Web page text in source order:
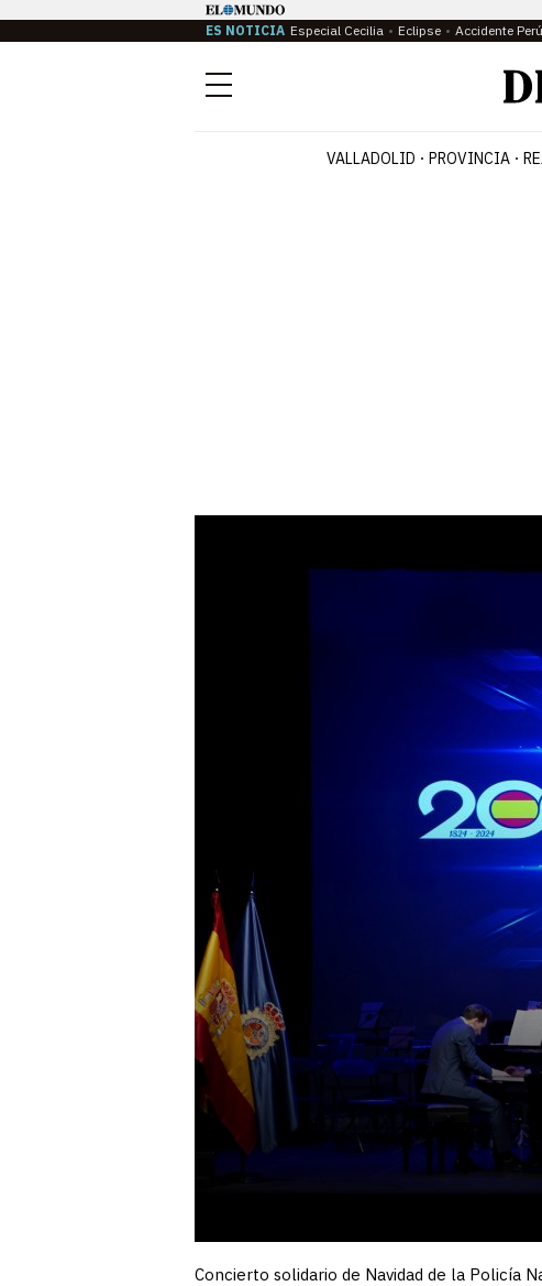
ES NOTICIA Especial Cecilia Eclipse Accidente Perú
Menú
VALLADOLID PROVINCIA
Concierto solidario de Navidad de la Policía